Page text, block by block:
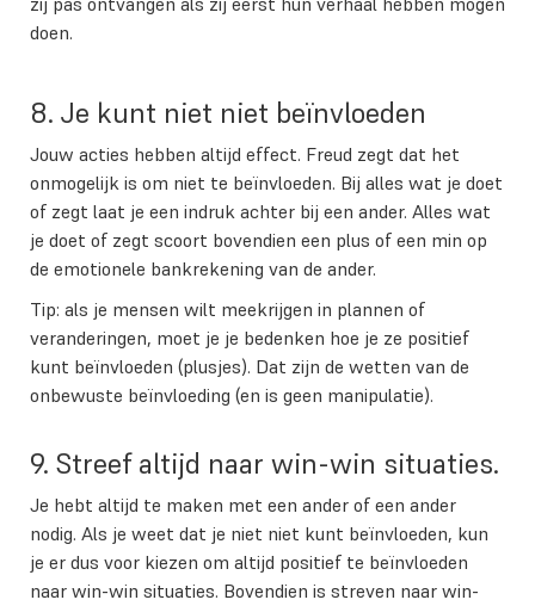
doen.
8. Je kunt niet niet beïnvloeden
Jouw acties hebben altijd effect. Freud zegt dat het
onmogelijk is om niet te beïnvloeden. Bij alles wat je doet
of zegt laat je een indruk achter bij een ander. Alles wat
je doet of zegt scoort bovendien een plus of een min op
de emotionele bankrekening van de ander.
Tip: als je mensen wilt meekrijgen in plannen of
veranderingen, moet je je bedenken hoe je ze positief
kunt beïnvloeden (plusjes). Dat zijn de wetten van de
onbewuste beïnvloeding (en is geen manipulatie).
9. Streef altijd naar win-win situaties.
Je hebt altijd te maken met een ander of een ander
nodig. Als je weet dat je niet niet kunt beïnvloeden, kun
je er dus voor kiezen om altijd positief te beïnvloeden
naar win-win situaties. Bovendien is streven naar win-